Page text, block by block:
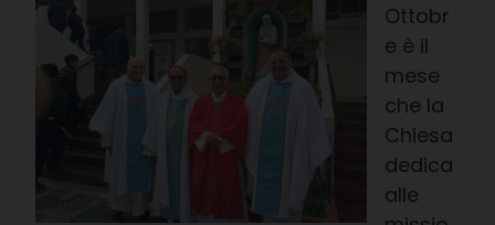
Ottobr
e è il
mese
che la
Chiesa
dedica
alle